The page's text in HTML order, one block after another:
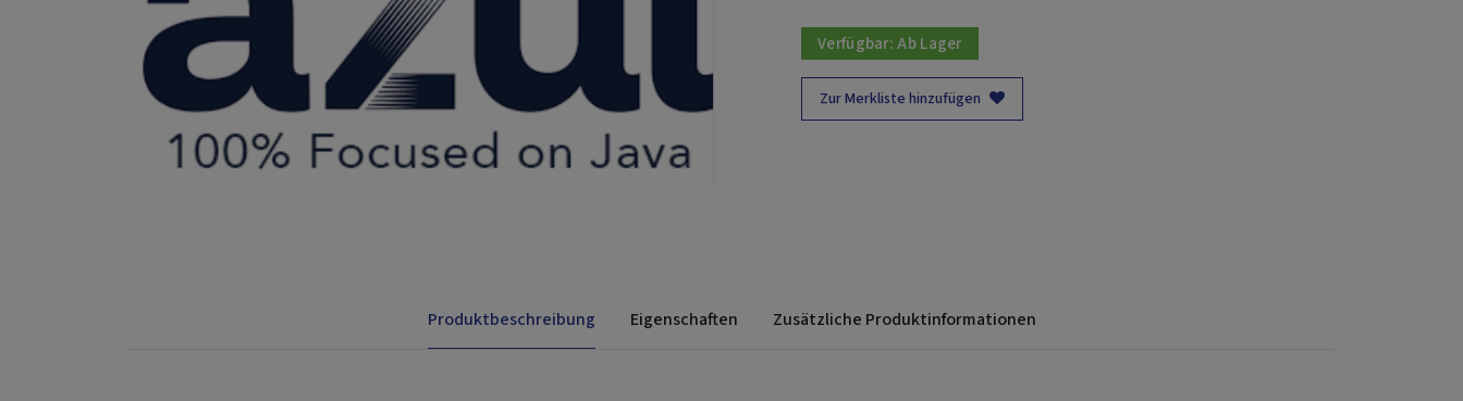
Verfügbar:Ab Lager
Zur Merkliste hinzufügen
Produktbeschreibung Eigenschaften Zusätzliche Produktinformationen